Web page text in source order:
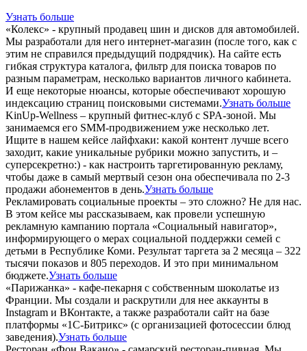
Узнать больше
«Колекс» - крупный продавец шин и дисков для автомобилей.
Мы разработали для него интернет-магазин (после того, как с
этим не справился предыдущий подрядчик). На сайте есть
гибкая структура каталога, фильтр для поиска товаров по
разным параметрам, несколько вариантов личного кабинета.
И еще некоторые нюансы, которые обеспечивают хорошую
индексацию страниц поисковыми системами.Узнать больше
KinUp-Wellness – крупный фитнес-клуб с SPA-зоной. Мы
занимаемся его SMM-продвижением уже несколько лет.
Ищите в нашем кейсе лайфхаки: какой контент лучше всего
заходит, какие уникальные рубрики можно запустить, и –
суперсекретно:) - как настроить таргетированную рекламу,
чтобы даже в самый мертвый сезон она обеспечивала по 2-3
продажи абонементов в день.Узнать больше
Рекламировать социальные проекты – это сложно? Не для нас.
В этом кейсе мы рассказываем, как провели успешную
рекламную кампанию портала «Социальный навигатор»,
информирующего о мерах социальной поддержки семей с
детьми в Республике Коми. Результат таргета за 2 месяца – 322
тысячи показов и 805 переходов. И это при минимальном
бюджете.Узнать больше
«Парижанка» - кафе-пекарня с собственным шоколатье из
Франции. Мы создали и раскрутили для нее аккаунты в
Instagram и ВКонтакте, а также разработали сайт на базе
платформы «1С-Битрикс» (с организацией фотосессии блюд
заведения).Узнать больше